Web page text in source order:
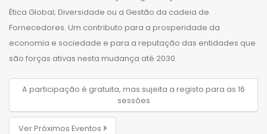
Ética Global; Diversidade ou a Gestão da cadeia de
Fornecedores. Um contributo para a prosperidade da
economia e sociedade e para a reputação das entidades que
são forças ativas nesta mudança até 2030.
A participação é gratuita, mas sujeita a registo para as 16
sessões
Ver Próximos Eventos